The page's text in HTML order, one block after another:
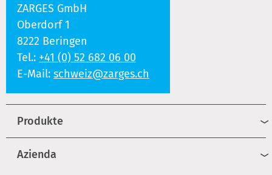
ZARGES GmbH
Oberdorf 1
8222 Beringen
Tel.: +41 (0) 52 682 06 00
E-Mail: schweiz@zarges.ch
Produkte
Azienda